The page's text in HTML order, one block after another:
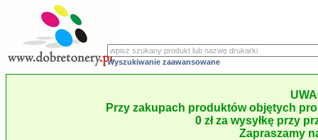
Wyszukiwanie zaawansowane
Przy zakupach produktów objętych
0 zł za wysyłkę przy
Zapraszamy